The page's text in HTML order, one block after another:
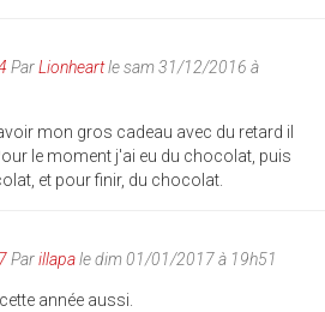
ParLionheartle sam 31/12/2016 à
mon gros cadeau avec du retard il
le moment j'ai eu du chocolat, puis
et pour finir, du chocolat.
Parillapale dim 01/01/2017 à 19h51
année aussi.